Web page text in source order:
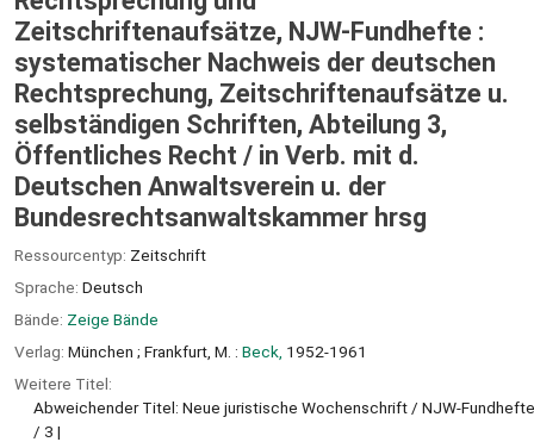
Zeitschriftenaufsätze, NJW-Fundhefte :
systematischer Nachweis der deutschen
Rechtsprechung, Zeitschriftenaufsätze u.
selbständigen Schriften, Abteilung 3,
Öffentliches Recht / in Verb. mit d.
Deutschen Anwaltsverein u. der
Bundesrechtsanwaltskammer hrsg
Ressourcentyp: Zeitschrift
Sprache: Deutsch
Bände: Zeige Bände
Verlag: München ; Frankfurt, M. : Beck, 1952-1961
Weitere Titel:
Abweichender Titel: Neue juristische Wochenschrift / NJW-Fundhefte
/ 3